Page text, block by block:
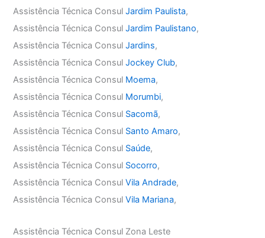
Assistência Técnica ConsulJardim Paulista,
Assistência Técnica ConsulJardim Paulistano,
Assistência Técnica ConsulJardins,
Assistência Técnica ConsulJockey Club,
Assistência Técnica Consul Moema,
Assistência Técnica Consul Morumbi,
Assistência Técnica Consul Sacomã,
Assistência Técnica Consul Santo Amaro,
Assistência Técnica Consul Saúde,
Assistência Técnica Consul Socorro,
Assistência Técnica ConsulVila Andrade,
Assistência Técnica ConsulVila Mariana,
Assistência Técnica Consul Zona Leste